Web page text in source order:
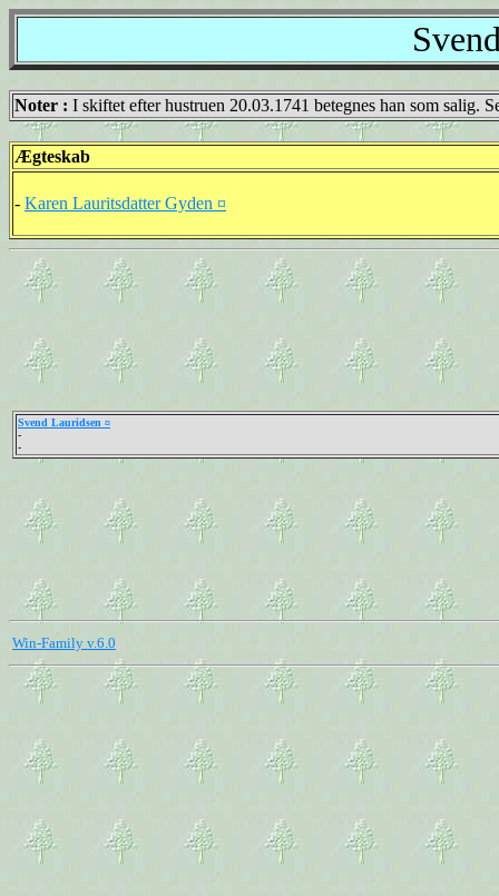
Noter : I skiftet efter hustruen 20.03.1741 betegnes han som salig.
Ægteskab
- Karen Lauritsdatter Gyden ¤
Svend Lauridsen ¤
-
-
Win-Family v.6.0